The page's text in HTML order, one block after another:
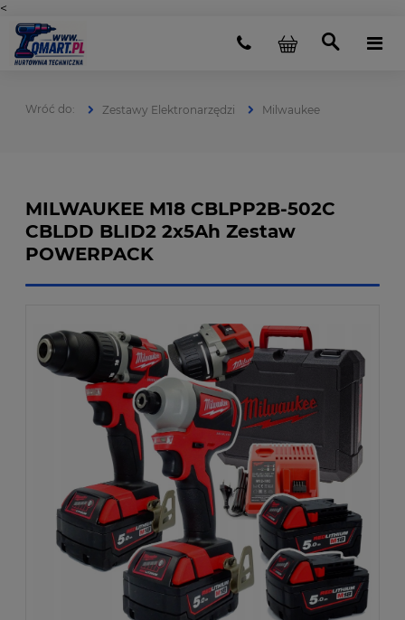
<
Zestawy Elektronarzędzi Milwaukee
MILWAUKEE M18 CBLPP2B-502C
CBLDD BLID2 2x5Ah Zestaw
POWERPACK